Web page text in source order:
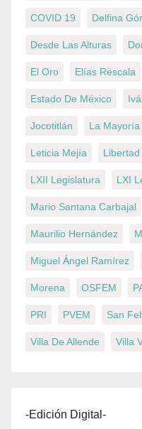
COVID 19 Delfina
Desde Las Alturas
El Oro Elías Rescala
Estado De México
Jocotitlán La Mayoría
Leticia Mejía
LXII Legislatura LXI
Mario Santana Carbajal
Maurilio Hernández
Miguel Ángel Ramírez
Morena OSFEM
PRI PVEM San
Villa De Allende Villa
-Edición Digital-